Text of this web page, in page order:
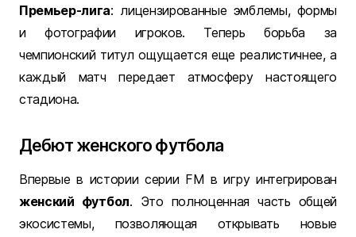
Премьер-лига: лицензированные эмблемы, формы
и фотографии игроков. Теперь борьба за
чемпионский титул ощущается еще реалистичнее, а
каждый матч передает атмосферу настоящего
стадиона.
Дебют женского футбола
Впервые в истории серии FM в игру интегрирован
женский футбол. Это полноценная часть общей
экосистемы, позволяющая открывать новые